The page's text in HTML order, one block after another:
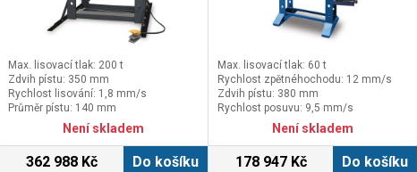
Max. lisovací tlak: 200 t
Zdvih pístu: 350 mm
Rychlost lisování: 1,8 mm/s
Průměr pístu: 140 mm
Není skladem
362 988 Kč Do košíku
Max. lisovací tlak: 60 t
Rychlost zpětnéhochodu: 12 mm/s
Zdvih pístu: 380 mm
Rychlost posuvu: 9,5 mm/s
Není skladem
178 947 Kč Do košíku